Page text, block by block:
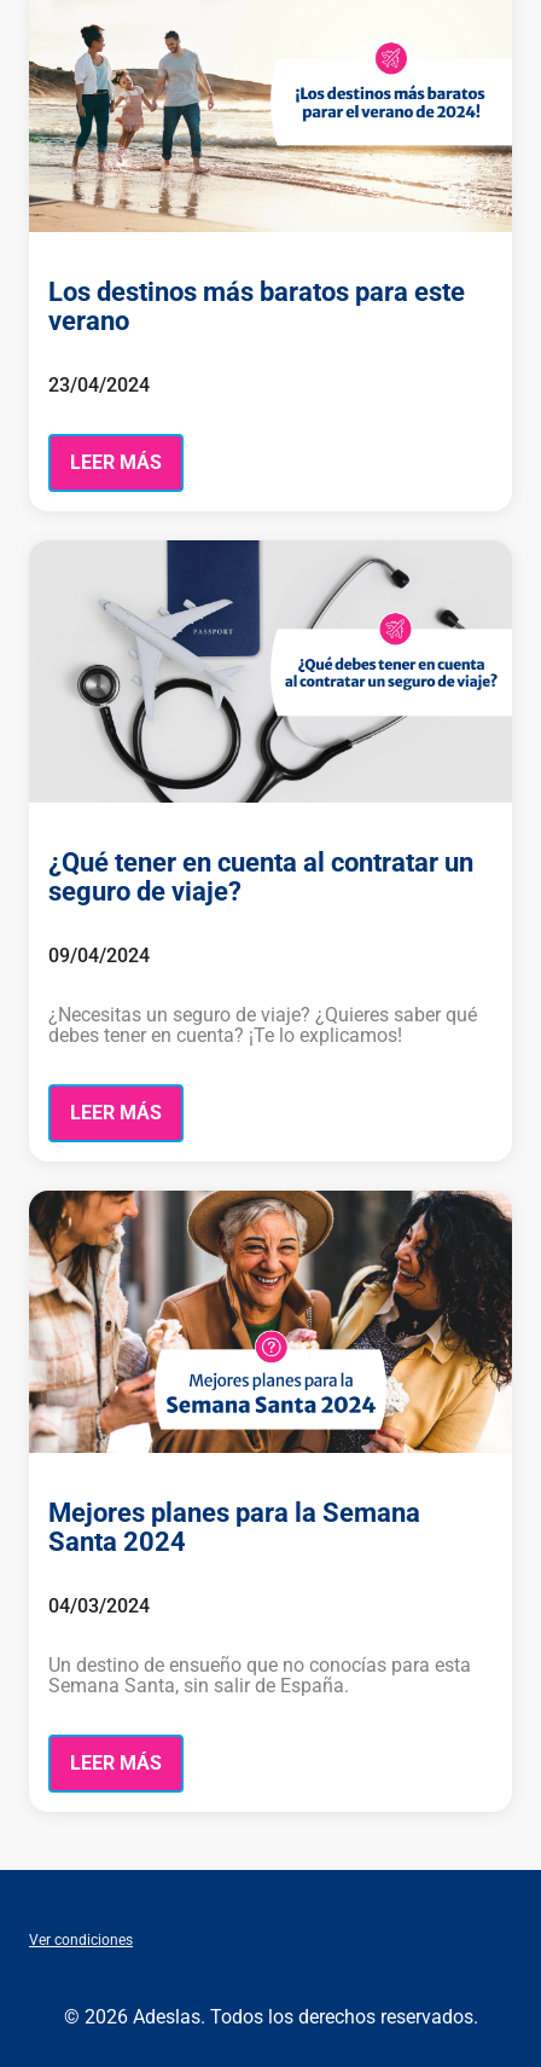
Los destinos más baratos para este
verano
23/04/2024
LEER MÁS
¿Qué tener en cuenta al contratar un
seguro de viaje?
09/04/2024
¿Necesitas un seguro de viaje? ¿Quieres saber qué
debes tener en cuenta? ¡Te lo explicamos!
LEER MÁS
Mejores planes para la Semana
Santa 2024
04/03/2024
Un destino de ensueño que no conocías para esta
Semana Santa, sin salir de España.
LEER MÁS
Ver condiciones
© 2026 Adeslas. Todos los derechos reservados.